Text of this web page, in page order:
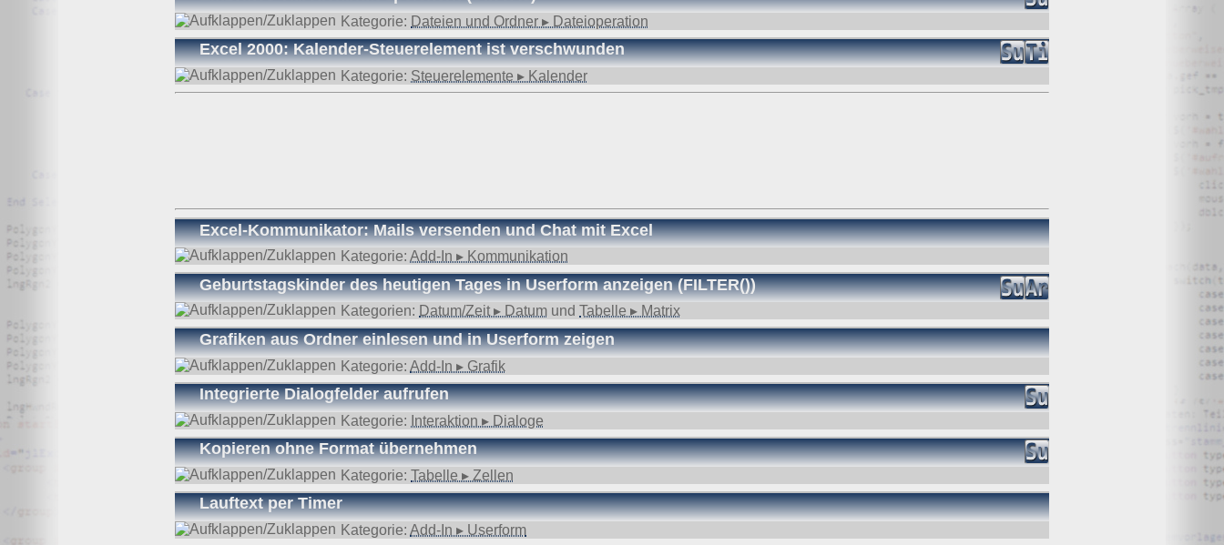
Sofern Ihr Wunsch nicht mit einer gesetzlichen Pflicht zur Aufbewahrung von Daten (z. B. Vorratsdatenspeicherung) kollidiert, haben Sie ein Anrecht auf Löschung Ihrer Daten. Von uns
gespeicherte Daten werden, sollten sie für ihre Zweckbestimmung nicht mehr vonnöten sein und es keine gesetzlichen Aufbewahrungsfristen geben, gelöscht. Falls eine Löschung nicht
durchgeführt werden kann, da die Daten für zulässige gesetzliche Zwecke erforderlich sind, erfolgt eine Einschränkung der Datenverarbeitung. In diesem Fall werden die Daten gesperrt
und nicht für andere Zwecke verarbeitet.
Widerspruchsrecht
Kategorie: Dateien und Ordner ▸ Dateioperation
Excel 2000: Kalender-Steuerelement ist verschwunden
Kategorie: Steuerelemente ▸ Kalender
Excel-Kommunikator: Mails versenden und Chat mit Excel
Kategorie: Add-In ▸ Kommunikation
Geburtstagskinder des heutigen Tages in Userform anzeigen (FILTER())
Kategorien: Datum/Zeit ▸ Datum und Tabelle ▸ Matrix
Grafiken aus Ordner einlesen und in Userform zeigen
Kategorie: Add-In ▸ Grafik
Integrierte Dialogfelder aufrufen
Kategorie: Interaktion ▸ Dialoge
Kopieren ohne Format übernehmen
Kategorie: Tabelle ▸ Zellen
Lauftext per Timer
Kategorie: Add-In ▸ Userform